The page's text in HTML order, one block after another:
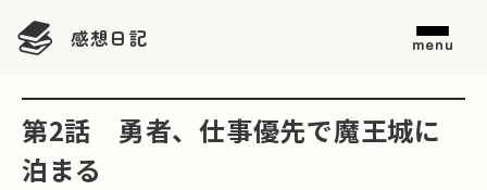
感想日記 menu
第2話 勇者、仕事優先で魔王城に
泊まる